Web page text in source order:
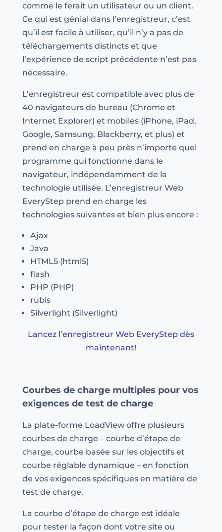
comme le ferait un utilisateur ou un client.
Ce qui est génial dans l’enregistreur, c’est
qu’il est facile à utiliser, qu’il n’y a pas de
téléchargements distincts et que
l’expérience de script précédente n’est pas
nécessaire.
L’enregistreur est compatible avec plus de
40 navigateurs de bureau (Chrome et
Internet Explorer) et mobiles (iPhone, iPad,
Google, Samsung, Blackberry, et plus) et
prend en charge à peu près n’importe quel
programme qui fonctionne dans le
navigateur, indépendamment de la
technologie utilisée. L’enregistreur Web
EveryStep prend en charge les
technologies suivantes et bien plus encore :
Ajax
Java
HTML5 (html5)
flash
PHP (PHP)
rubis
Silverlight (Silverlight)
Lancez l’enregistreur Web EveryStep dès
maintenant!
Courbes de charge multiples pour vos
exigences de test de charge
La plate-forme LoadView offre plusieurs
courbes de charge – courbe d’étape de
charge, courbe basée sur les objectifs et
courbe réglable dynamique – en fonction
de vos exigences spécifiques en matière de
test de charge.
La courbe d’étape de charge est idéale
pour tester la façon dont votre site ou